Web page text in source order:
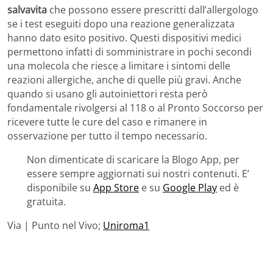
salvavita che possono essere prescritti dall’allergologo
se i test eseguiti dopo una reazione generalizzata
hanno dato esito positivo. Questi dispositivi medici
permettono infatti di somministrare in pochi secondi
una molecola che riesce a limitare i sintomi delle
reazioni allergiche, anche di quelle più gravi. Anche
quando si usano gli autoiniettori resta però
fondamentale rivolgersi al 118 o al Pronto Soccorso per
ricevere tutte le cure del caso e rimanere in
osservazione per tutto il tempo necessario.
Non dimenticate di scaricare la Blogo App, per
essere sempre aggiornati sui nostri contenuti. E’
disponibile su App Store e su Google Play ed è
gratuita.
Via | Punto nel Vivo; Uniroma1